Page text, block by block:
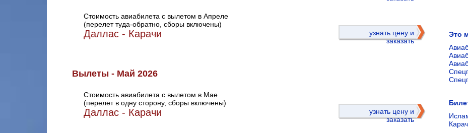
Стоимость авиабилета с вылетом в Апреле
(перелет туда-обратно, сборы включены)
Даллас - Карачи
узнать цену и
заказать
Вылеты - Май 2026
Стоимость авиабилета с вылетом в Мае
(перелет в одну сторону, сборы включены)
Даллас - Карачи
узнать цену и
заказать
Это